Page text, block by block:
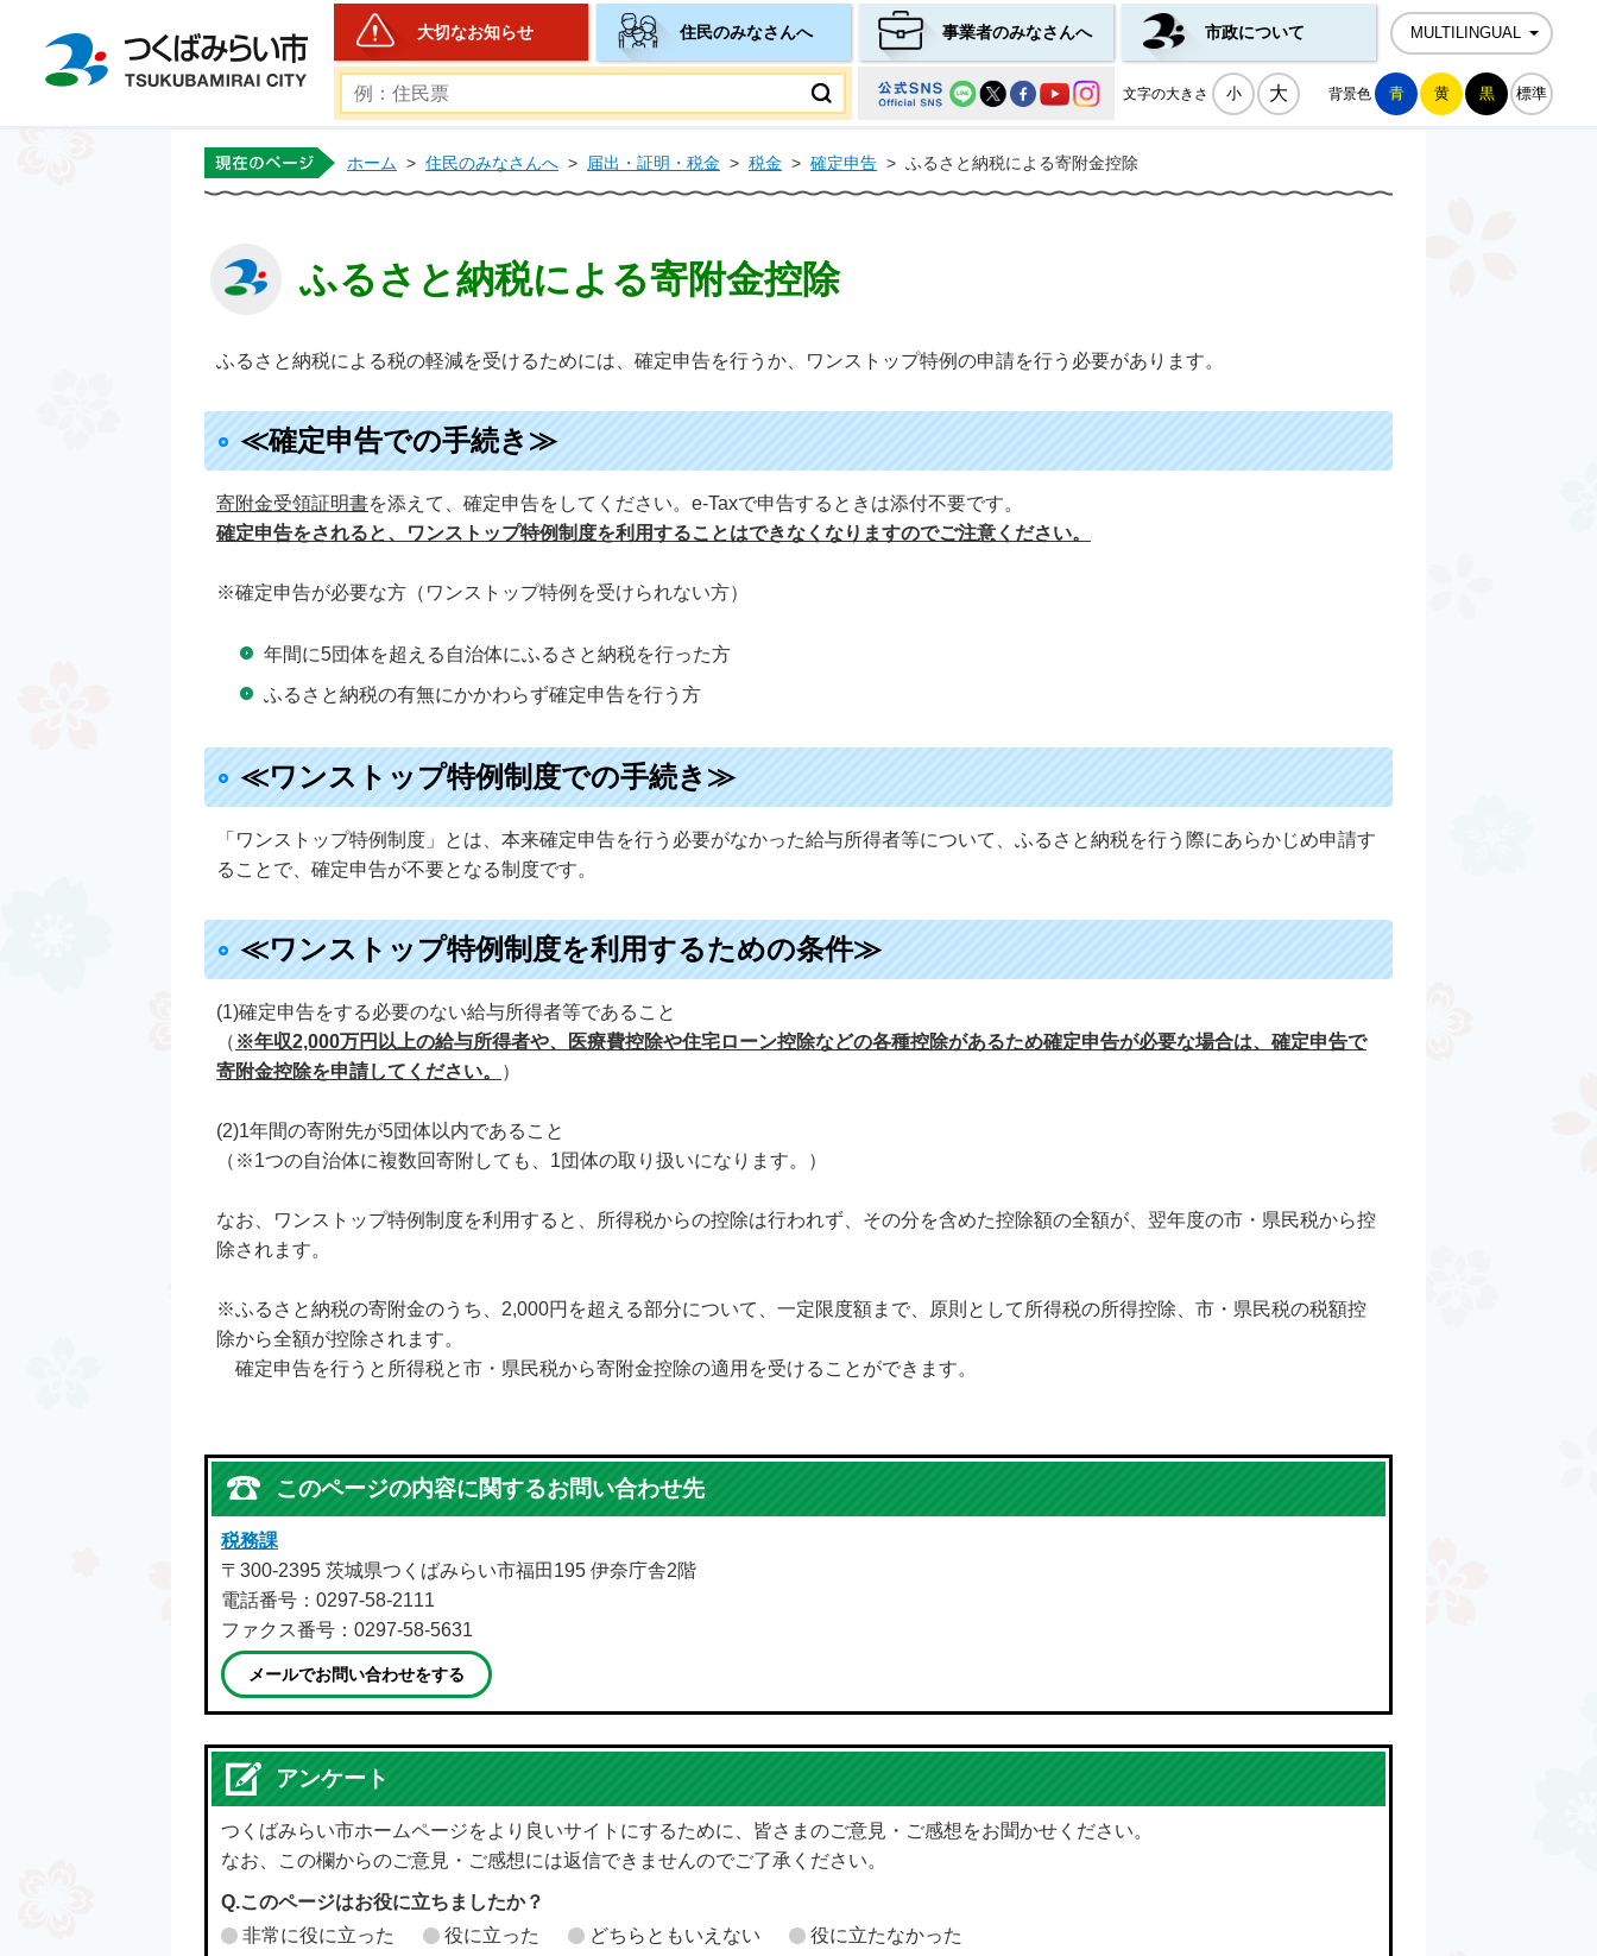
つくばみらい市公式ホームページ
大切なお知らせ 住民のみなさんへ 事業者のみなさんへ 市政について MULTILINGUAL
文字の大きさ 小 大 背景色 青 黄 黒 標準
ホーム > 住民のみなさんへ > 届出・証明・税金 > 税金 > 確定申告 > ふるさと納税による寄附金控除
ふるさと納税による寄附金控除
ふるさと納税による税の軽減を受けるためには、確定申告を行うか、ワンストップ特例の申請を行う必要があります。
≪確定申告での手続き≫
寄附金受領証明書を添えて、確定申告をしてください。e-Taxで申告するときは添付不要です。
確定申告をされると、ワンストップ特例制度を利用することはできなくなりますのでご注意ください。
※確定申告が必要な方（ワンストップ特例を受けられない方）
年間に5団体を超える自治体にふるさと納税を行った方
ふるさと納税の有無にかかわらず確定申告を行う方
≪ワンストップ特例制度での手続き≫
「ワンストップ特例制度」とは、本来確定申告を行う必要がなかった給与所得者等について、ふるさと納税を行う際にあらかじめ申請す
ることで、確定申告が不要となる制度です。
≪ワンストップ特例制度を利用するための条件≫
(1)確定申告をする必要のない給与所得者等であること
（ ※年収2,000万円以上の給与所得者や、医療費控除や住宅ローン控除などの各種控除があるため確定申告が必要な場合は、確定申告で
寄附金控除を申請してください。
）
(2)1年間の寄附先が5団体以内であること
（※1つの自治体に複数回寄附しても、1団体の取り扱いになります。）
なお、ワンストップ特例制度を利用すると、所得税からの控除は行われず、その分を含めた控除額の全額が、翌年度の市・県民税から控
除されます。
※ふるさと納税の寄附金のうち、2,000円を超える部分について、一定限度額まで、原則として所得税の所得控除、市・県民税の税額控
除から全額が控除されます。
確定申告を行うと所得税と市・県民税から寄附金控除の適用を受けることができます。
このページの内容に関するお問い合わせ先
税務課
〒300-2395 茨城県つくばみらい市福田195 伊奈庁舎2階
電話番号：0297-58-2111
ファクス番号：0297-58-5631
メールでお問い合わせをする
アンケート
つくばみらい市ホームページをより良いサイトにするために、皆さまのご意見・ご感想をお聞かせください。
なお、この欄からのご意見・ご感想には返信できませんのでご了承ください。
Q.このページはお役に立ちましたか？
非常に役に立った
役に立った どちらともいえない 役に立たなかった